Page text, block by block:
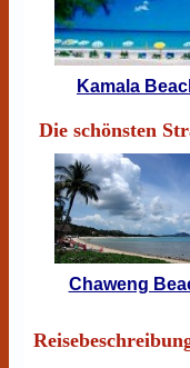
Kamala
Die schönsten
Chaweng